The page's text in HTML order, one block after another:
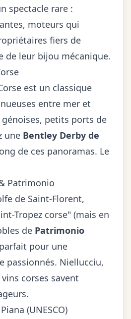
spectacle rare :
moteurs qui
fiers de
de leur bijou mécanique.
est un classique
entre mer et
petits ports de
une Bentley Derby de
de ces panoramas. Le
Patrimonio
de Saint-Florent,
Tropez corse" (mais en
de Patrimonio
pour une
passionnés. Niellucciu,
corses savent
(UNESCO)